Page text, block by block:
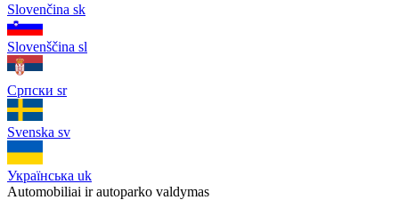
Slovenčina sk
Slovenščina sl
Српски sr
Svenska sv
Українська uk
Automobiliai ir autoparko valdymas